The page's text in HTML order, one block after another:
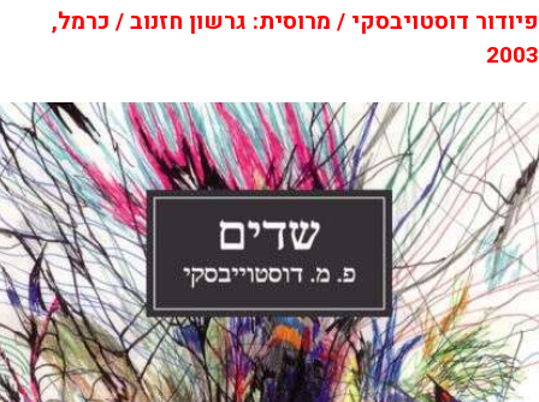
פיודור דוסטויבסקי / מרוסית: גרשון חזנוב / כרמל,
2003